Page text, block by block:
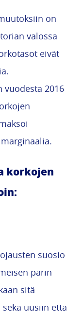
on
valossa
eivät
vuodesta 2016
korkojen
suosio
parin
sitä
uusiin että